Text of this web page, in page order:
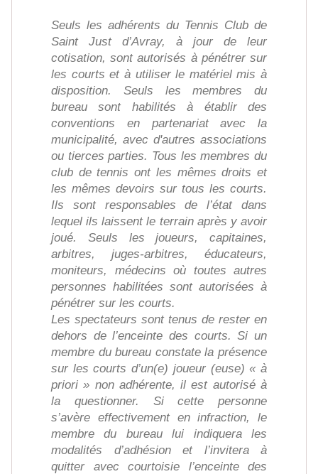
Seuls les adhérents du Tennis Club de
Saint Just d’Avray, à jour de leur
cotisation, sont autorisés à pénétrer sur
les courts et à utiliser le matériel mis à
disposition. Seuls les membres du
bureau sont habilités à établir des
conventions en partenariat avec la
municipalité, avec d'autres associations
ou tierces parties. Tous les membres du
club de tennis ont les mêmes droits et
les mêmes devoirs sur tous les courts.
Ils sont responsables de l’état dans
lequel ils laissent le terrain après y avoir
joué. Seuls les joueurs, capitaines,
arbitres, juges-arbitres, éducateurs,
moniteurs, médecins où toutes autres
personnes habilitées sont autorisées à
pénétrer sur les courts.
Les spectateurs sont tenus de rester en
dehors de l’enceinte des courts. Si un
membre du bureau constate la présence
sur les courts d’un(e) joueur (euse) « à
priori » non adhérente, il est autorisé à
la questionner. Si cette personne
s’avère effectivement en infraction, le
membre du bureau lui indiquera les
modalités d’adhésion et l’invitera à
quitter avec courtoisie l’enceinte des